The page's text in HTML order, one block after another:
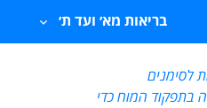
בריאות מא׳ ועד ת׳
לסימנים
בתפקוד המוח כדי